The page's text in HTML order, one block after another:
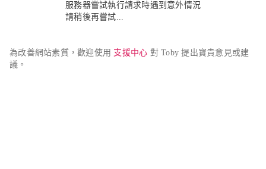
服務器嘗試執行請求時遇到意外情況
請稍後再嘗試...
為改善網站素質，歡迎使用 支援中心 對 Toby 提出寶貴意見或建
議。